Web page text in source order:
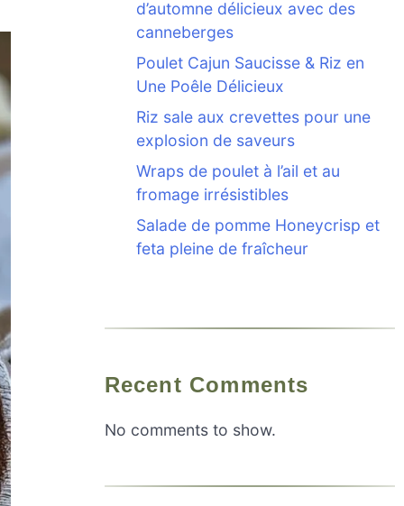
d’automne délicieux avec des
canneberges
Poulet Cajun Saucisse & Riz en
Une Poêle Délicieux
Riz sale aux crevettes pour une
explosion de saveurs
Wraps de poulet à l’ail et au
fromage irrésistibles
Salade de pomme Honeycrisp et
feta pleine de fraîcheur
Recent Comments
No comments to show.